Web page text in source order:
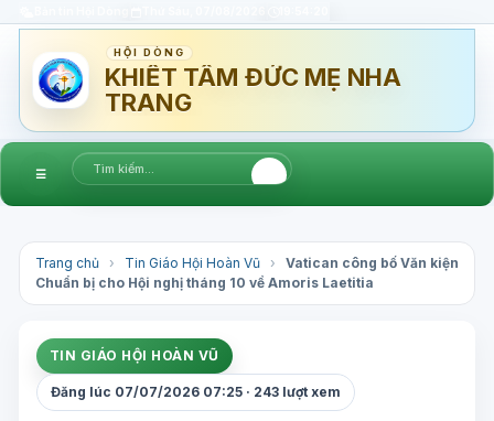
HỘI DÒNG
KHIẾT TÂM ĐỨC MẸ NHA
TRANG
☰
Trang chủ › Tin Giáo Hội Hoàn Vũ ›
Vatican công bố Văn kiện
Chuẩn bị cho Hội nghị tháng 10 về Amoris Laetitia
TIN GIÁO HỘI HOÀN VŨ
Đăng lúc 07/07/2026 07:25 · 243 lượt xem